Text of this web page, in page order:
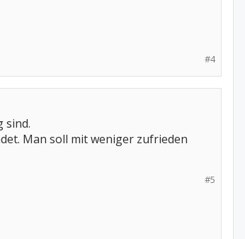
#4
sind.
Man soll mit weniger zufrieden
#5